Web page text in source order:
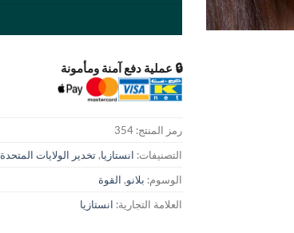
🔒 عملية دفع آمنة ومأمونة
رمز المنتج: 354
التصنيفات: انستازيا,تخدير الولايات المتحدة
الوسوم: بلانو, القوة
العلامة التجارية: انستازيا